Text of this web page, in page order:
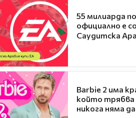
55 милиарда
официално е
Саудитска
Barbie 2 има
който трябва
никога няма